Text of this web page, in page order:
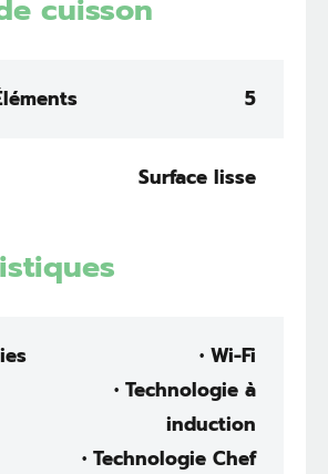
cuisson
5
Surface lisse
• Wi-Fi
• Technologie à
induction
• Technologie Chef